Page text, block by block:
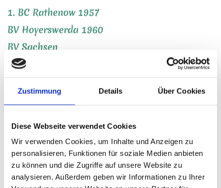
Zustimmung Details Über Cookies
Diese Webseite verwendet Cookies
Wir verwenden Cookies, um Inhalte und Anzeigen zu
personalisieren, Funktionen für soziale Medien anbieten
zu können und die Zugriffe auf unsere Website zu
analysieren. Außerdem geben wir Informationen zu Ihrer
1. BC Rathenow 1957
BV Hoyerswerda 1960
BVSachsen
BVTröbitz
BW Vetschau
ESV Lok Falkenberg e.V. Abteilung Badminton
Güstrower SC 09 e.V. Abteilung Badminton
KolkwitzerSV 1896
Spremberger Sportverein 1862